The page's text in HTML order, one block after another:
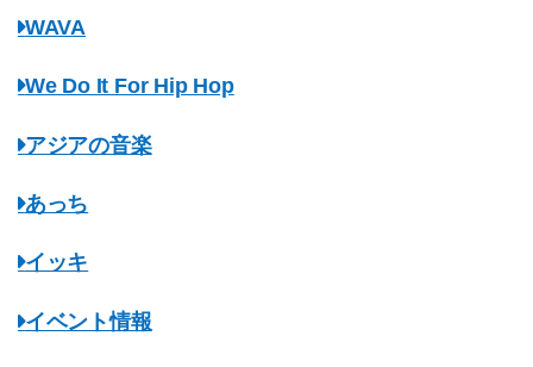
WAVA
We Do It For Hip Hop
アジアの音楽
あっち
イッキ
イベント情報